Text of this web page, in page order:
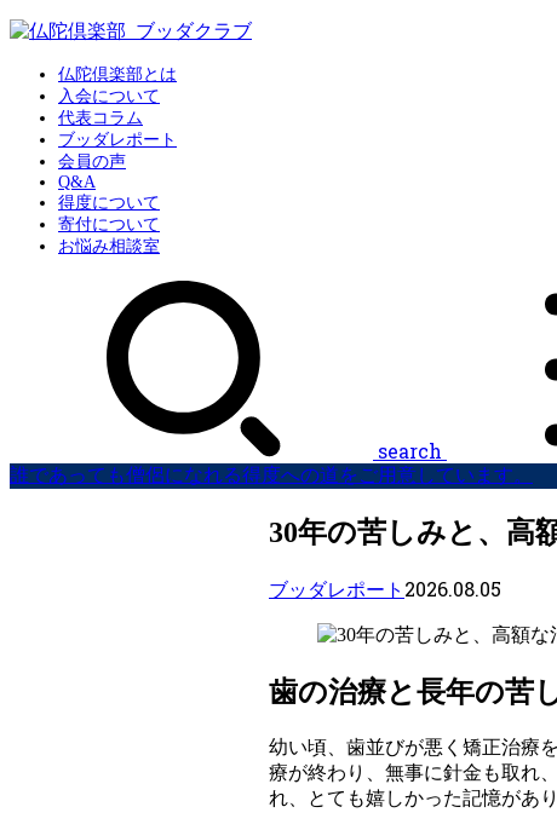
仏陀倶楽部とは
入会について
代表コラム
ブッダレポート
会員の声
Q&A
得度について
寄付について
お悩み相談室
search
誰であっても僧侶になれる得度への道をご用意しています。
30年の苦しみと、高
ブッダレポート 2026.08.05
歯の治療と長年の苦
幼い頃、歯並びが悪く矯正治療
療が終わり、無事に針金も取れ
れ、とても嬉しかった記憶があり